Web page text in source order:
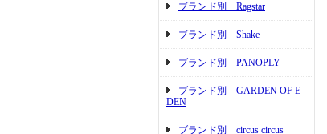
ブランド別 Ragstar
ブランド別 Shake
ブランド別 PANOPLY
ブランド別 GARDEN OF E
DEN
ブランド別 circus circus